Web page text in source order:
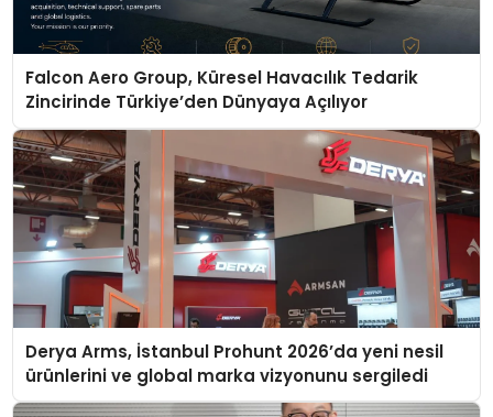
Falcon Aero Group, Küresel Havacılık Tedarik
Zincirinde Türkiye’den Dünyaya Açılıyor
Derya Arms, İstanbul Prohunt 2026’da yeni nesil
ürünlerini ve global marka vizyonunu sergiledi